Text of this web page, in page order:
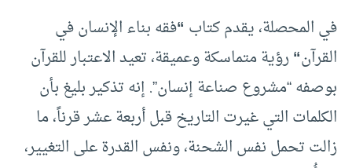
في المحصلة، يقدم كتاب “فقه بناء الإنسان في
القرآن“رؤية متماسكة وعميقة، تعيد الاعتبار للقرآن
بوصفه “مشروع صناعة إنسان”. إنه تذكير بليغ بأن
الكلمات التي غيرت التاريخ قبل أربعة عشر قرناً، ما
زالت تحمل نفس الشحنة، ونفس القدرة على التغيير،